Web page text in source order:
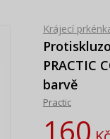
Krájecí
PRACTIC
barvě
Practic
160